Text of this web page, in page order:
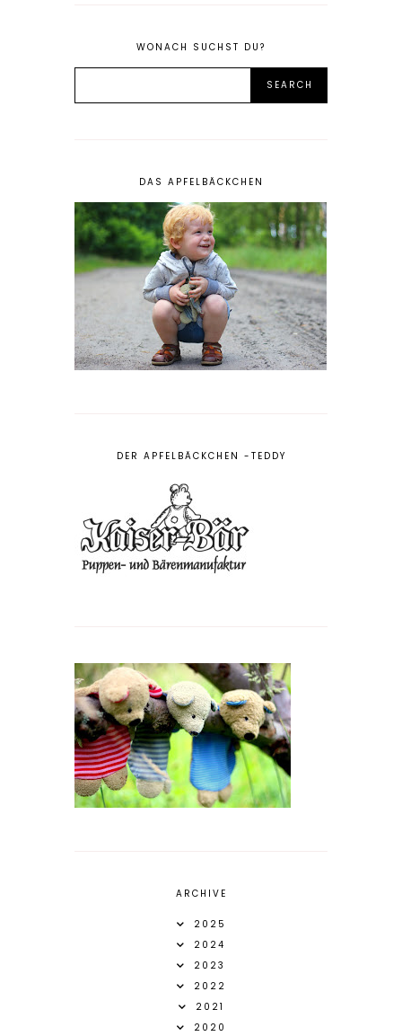
WONACH SUCHST DU?
DAS APFELBÄCKCHEN
DER APFELBÄCKCHEN -TEDDY
ARCHIVE
2025
2024
2023
2022
2021
2020